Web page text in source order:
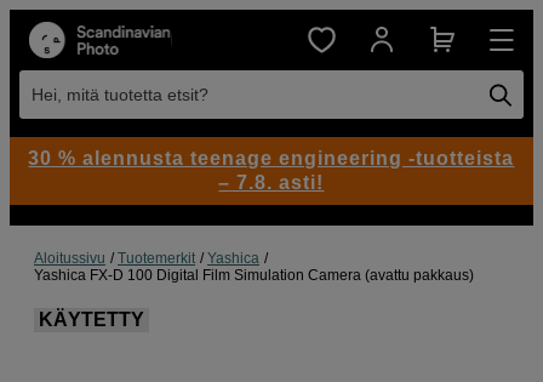
Hei, mitä tuotetta etsit?
Aloitussivu Tuotemerkit
Yashica
Yashica FX-D 100 Digital Film Simulation Camera (avattu pakkaus)
KÄYTETTY
30 % alennusta teenage engineering -tuotteista
– 7.8. asti!